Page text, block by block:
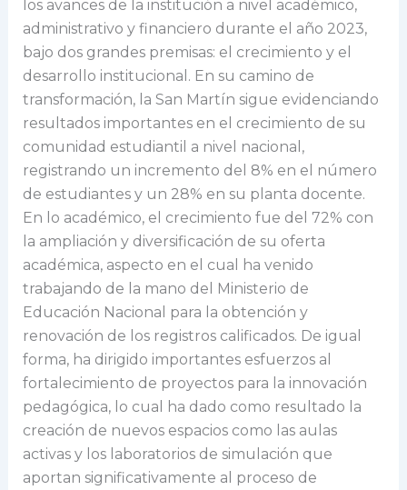
los avances de la institución a nivel académico,
administrativo y financiero durante el año 2023,
bajo dos grandes premisas: el crecimiento y el
desarrollo institucional. En su camino de
transformación, la San Martín sigue evidenciando
resultados importantes en el crecimiento de su
comunidad estudiantil a nivel nacional,
registrando un incremento del 8% en el número
de estudiantes y un 28% en su planta docente.
En lo académico, el crecimiento fue del 72% con
la ampliación y diversificación de su oferta
académica, aspecto en el cual ha venido
trabajando de la mano del Ministerio de
Educación Nacional para la obtención y
renovación de los registros calificados. De igual
forma, ha dirigido importantes esfuerzos al
fortalecimiento de proyectos para la innovación
pedagógica, lo cual ha dado como resultado la
creación de nuevos espacios como las aulas
activas y los laboratorios de simulación que
aportan significativamente al proceso de